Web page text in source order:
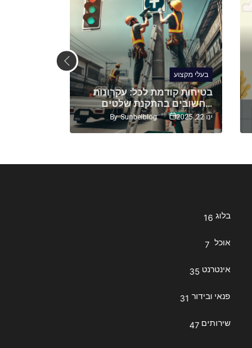
בעלי מקצוע
בטיחות קודמת לכל: עקרונות
חשובים בהתקנת שלטים…
By Sunbelblog ינו 22, 2025
בלוג 16
אוכל 7
אינטרנט 35
פנאי ובידור 31
שירותים 47